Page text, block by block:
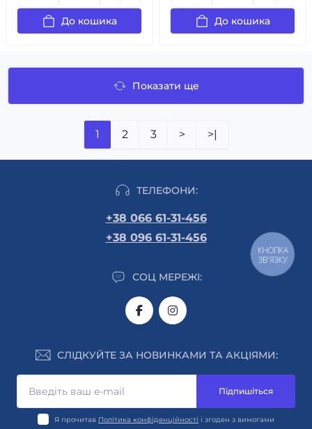
До кошика До кошика
Показати ще
1 2 3 > >|
ТЕЛЕФОНИ:
+38 066 61-31-456
+38 096 61-31-456
СОЦ МЕРЕЖІ:
СЛІДКУЙТЕ ЗА НОВИНКАМИ ТА АКЦІЯМИ:
Підпишіться
Я прочитав Політика конфіденційності і згоден з вимогами
КНОПКА
ЗВ'ЯЗКУ